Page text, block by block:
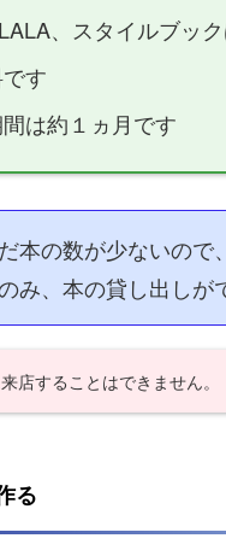
、スタイルブッ
す
は約１ヵ月です
本の数が少ないの
み、本の貸し出しが
店することはできません。
る